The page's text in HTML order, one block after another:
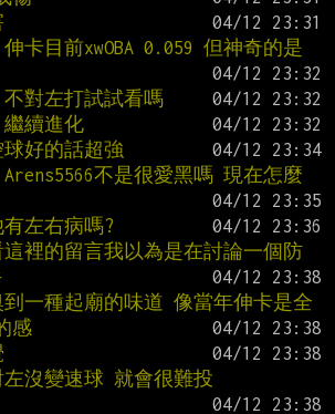
卡目前xwOBA 0.059 但神奇的是
對左打試試看嗎
續進化
好的話超強
不是很愛黑嗎 現在怎麼
左右病嗎?
裡的留言我以為是在討論一個防
一種起廟的味道 像當年伸卡是全
感
沒變速球 就會很難投